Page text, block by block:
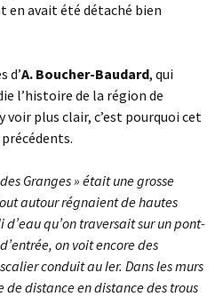
en avait été détaché bien
d’A. Boucher-Baudard, qui
l’histoire de la région de
voir plus clair, c’est pourquoi cet
Granges » était une grosse
autour régnaient de hautes
qu’on traversait sur un pont-
on voit encore des
conduit au Ier. Dans les murs
de distance en distance des trous